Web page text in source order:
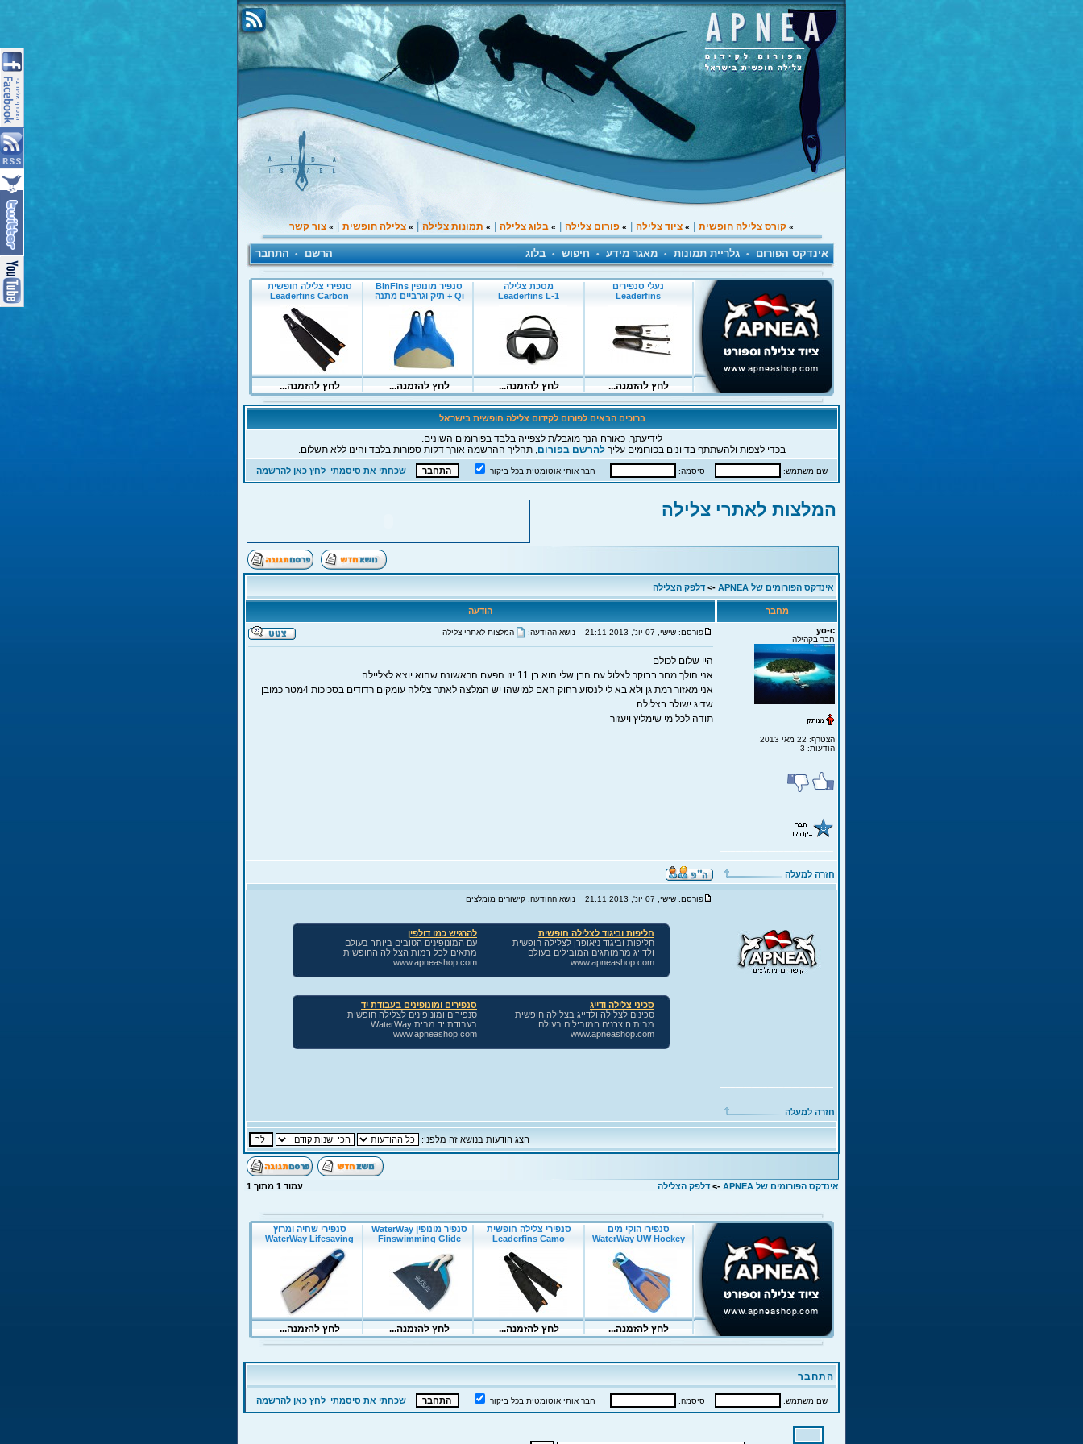
» קורס צלילה חופשית » ציוד צלילה » פורום צלילה » בלוג צלילה » תמונות צלילה » צלילה חופשית » צור קשר
אינדקס הפורום • גלריית תמונות • מאגר מידע • חיפוש • בלוג הרשם • התחבר
ברוכים הבאים לפורום לקידום צלילה חופשית בישראל
לידיעתך, כאורח הנך מוגבל/ת לצפייה בלבד בפורומים השונים.
בכדי לצפות ולהשתתף בדיונים בפורומים עליךלהרשם בפורום, תהליך ההרשמה אורך דקות ספורות בלבד והינו ללא תשלום.
שם משתמש: סיסמה: חבר אותי אוטומטית בכל ביקור שכחתי את סיסמתי לחץ כאן להרשמה
המלצות לאתרי צלילה
אינדקס הפורומים של APNEA ->דלפק הצלילה
מחבר
הודעה
yo-c
חבר בקהילה
הצטרף: 22 מאי 2013
הודעות: 3
פורסם: שישי, 07 יונ', 2013 21:11 נושא ההודעה: המלצות לאתרי צלילה
היי שלום לכולם
אני הולך מחר בבוקר לצלול עם הבן שלי הוא בן 11 יזו הפעם הראשונה שהוא יוצא לצליילה
אני מאזור רמת גן ולא בא לי לנסוע רחוק האם למישהו יש המלצה לאתר צלילה עומקים רדודים בסכיכות 4מטר כמובן
שדיג ישולב בצלילה
תודה לכל מי שימליץ ויעזור
חזרה למעלה
פורסם: שישי, 07 יונ', 2013 21:11 נושא ההודעה: קישורים מומלצים
חזרה למעלה
הצג הודעות בנושא זה מלפני:
אינדקס הפורומים של APNEA ->דלפק הצלילה עמוד 1 מתוך 1
התחבר
שם משתמש: סיסמה: חבר אותי אוטומטית בכל ביקור שכחתי את סיסמתי לחץ כאן להרשמה